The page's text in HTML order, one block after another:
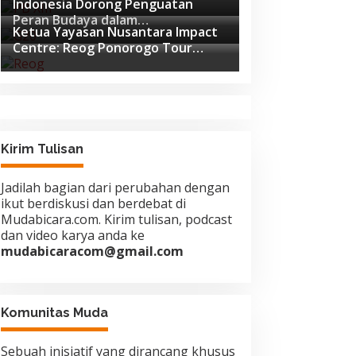
Pemukulan
Indonesia Dorong Penguatan
Peran Budaya dalam
Pembangunan Global di Forum G20
Afrika Selatan
Ketua Yayasan Nusantara Impact
Centre: Reog Ponorogo Tour
Europe adalah Langkah Strategis
Kirim Tulisan
Jadilah bagian dari perubahan dengan
ikut berdiskusi dan berdebat di
Mudabicara.com. Kirim tulisan, podcast
dan video karya anda ke
mudabicaracom@gmail.com
Komunitas Muda
Sebuah inisiatif yang dirancang khusus